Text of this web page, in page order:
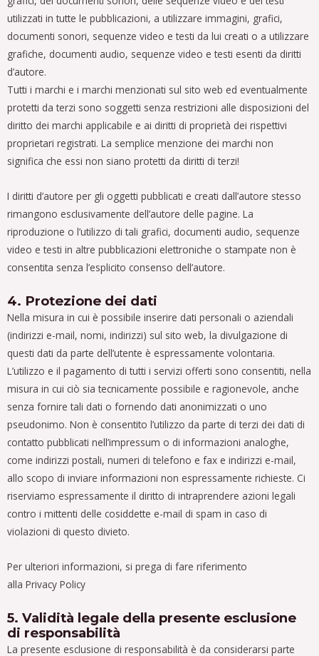
utilizzati in tutte le pubblicazioni, a utilizzare immagini, grafici,
documenti sonori, sequenze video e testi da lui creati o a utilizzare
grafiche, documenti audio, sequenze video e testi esenti da diritti
d’autore.
Tutti i marchi e i marchi menzionati sul sito web ed eventualmente
protetti da terzi sono soggetti senza restrizioni alle disposizioni del
diritto dei marchi applicabile e ai diritti di proprietà dei rispettivi
proprietari registrati. La semplice menzione dei marchi non
significa che essi non siano protetti da diritti di terzi!
I diritti d’autore per gli oggetti pubblicati e creati dall’autore stesso
rimangono esclusivamente dell’autore delle pagine. La
riproduzione o l’utilizzo di tali grafici, documenti audio, sequenze
video e testi in altre pubblicazioni elettroniche o stampate non è
consentita senza l’esplicito consenso dell’autore.
4. Protezione dei dati
Nella misura in cui è possibile inserire dati personali o aziendali
(indirizzi e-mail, nomi, indirizzi) sul sito web, la divulgazione di
questi dati da parte dell’utente è espressamente volontaria.
L’utilizzo e il pagamento di tutti i servizi offerti sono consentiti, nella
misura in cui ciò sia tecnicamente possibile e ragionevole, anche
senza fornire tali dati o fornendo dati anonimizzati o uno
pseudonimo. Non è consentito l’utilizzo da parte di terzi dei dati di
contatto pubblicati nell’impressum o di informazioni analoghe,
come indirizzi postali, numeri di telefono e fax e indirizzi e-mail,
allo scopo di inviare informazioni non espressamente richieste. Ci
riserviamo espressamente il diritto di intraprendere azioni legali
contro i mittenti delle cosiddette e-mail di spam in caso di
violazioni di questo divieto.
Per ulteriori informazioni, si prega di fare riferimento
alla Privacy Policy
5. Validità legale della presente esclusione
di responsabilità
La presente esclusione di responsabilità è da considerarsi parte